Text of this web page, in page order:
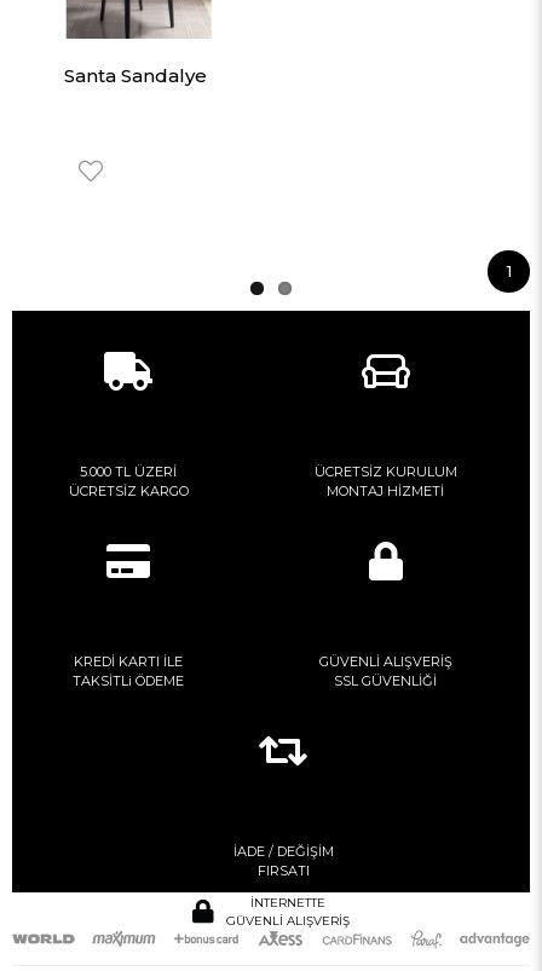
Santa Sandalye
1
5.000 TL ÜZERİ
ÜCRETSİZ KARGO
ÜCRETSİZ KURULUM
MONTAJ HİZMETİ
KREDİ KARTI İLE
TAKSİTLi ÖDEME
GÜVENLİ ALIŞVERİŞ
SSL GÜVENLİĞİ
İADE / DEĞİŞİM
FIRSATI
İNTERNETTE
GÜVENLİ ALIŞVERİŞ